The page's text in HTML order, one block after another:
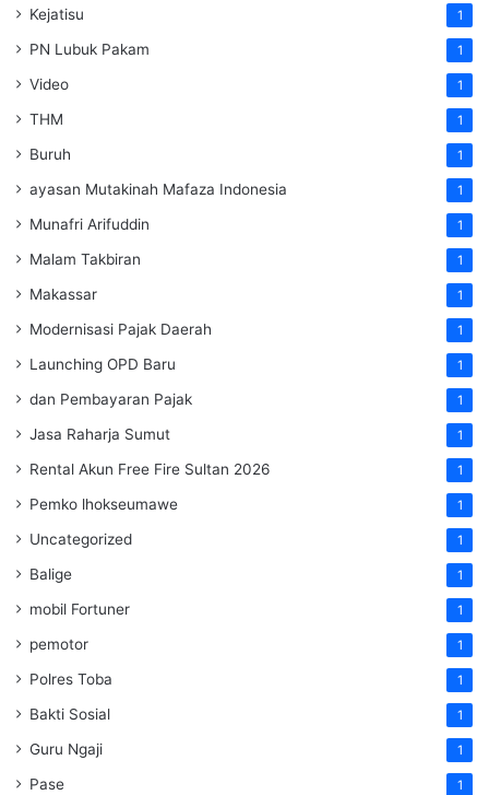
Kejatisu 1
PN Lubuk Pakam 1
Video 1
THM 1
Buruh 1
ayasan Mutakinah Mafaza Indonesia 1
Munafri Arifuddin 1
Malam Takbiran 1
Makassar 1
Modernisasi Pajak Daerah 1
Launching OPD Baru 1
dan Pembayaran Pajak 1
Jasa Raharja Sumut 1
Rental Akun Free Fire Sultan 2026 1
Pemko lhokseumawe 1
Uncategorized 1
Balige 1
mobil Fortuner 1
pemotor 1
Polres Toba 1
Bakti Sosial 1
Guru Ngaji 1
Pase 1